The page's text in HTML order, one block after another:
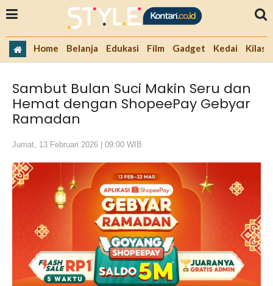
Home Belanja Edukasi Film Gadget Kedai Kilas
Sambut Bulan Suci Makin Seru dan
Hemat dengan ShopeePay Gebyar
Ramadan
Jumat, 13 Februari 2026 | 09:00 WIB